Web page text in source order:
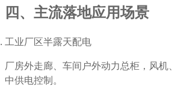
四、主流落地应用场景
工业厂区半露天配电
厂房外走廊、车间户外动力总柜，风机
中供电控制。